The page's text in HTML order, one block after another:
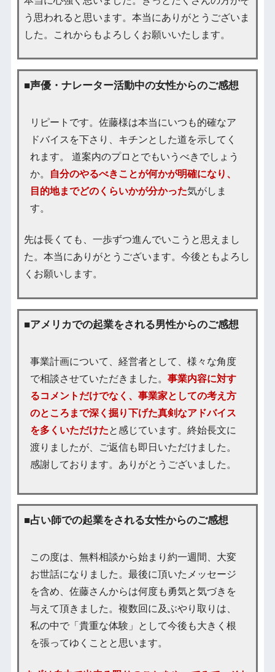
う思われると思います。本当にありがとうございま
した。これからもよろしくお願いいたします。
■声優・ナレーター活動中の女性からのご感想
リピートです。佐藤様は本当にいつも的確なア
ドバイスを下さり、キチンとした道を示してく
れます。 道案内のプロとでもいうべきでしょう
か。
自分のやるべきことが何かが明確になり、
目的地までどのくらいかが分かった気がしま
す。
先は長くても、一歩ずつ進んでいこうと思えまし
た。本当にありがとうございます。今後ともよろし
くお願いします。
■アメリカでの起業をされる男性からのご感想
事業計画について、経営者として、様々な角度
で相談させていただきました。 事業内容に対す
るコメントだけでなく、事業家としての考え方
のところまで深く掘り下げた真剣なアドバイス
を多くいただけたと感じています。終始長文に
渡りましたが、ご返信も即日いただけました。
感謝しております。ありがとうございました。
■占い師での起業をされる女性からのご感想
この度は、無料相談から始まり約一週間、大変
お世話になりました。最後に頂いたメッセージ
を含め、佐藤さんからは何度も勇気と気づきを
与えて頂きました。複数回に及ぶやり取りは、
私の中で「貴重な体験」として今後も大きく根
を張ってゆくことと思います。